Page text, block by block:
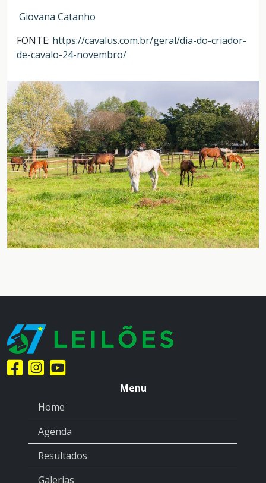
Giovana Catanho
FONTE: https://cavalus.com.br/geral/dia-do-criador-
de-cavalo-24-novembro/
Anterior
Menu
Home
Agenda
Resultados
Galerias